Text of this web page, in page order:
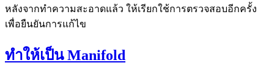
หลังจากทำความสะอาดแล้ว ให้เรียกใช้การตรวจสอบอีกครั้ง
เพื่อยืนยันการแก้ไข
ทำให้เป็น Manifold